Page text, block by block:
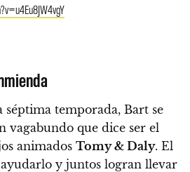
temporada, Bart se
vagabundo que dice ser el
animados Tomy & Daly. El
y juntos logran llevar